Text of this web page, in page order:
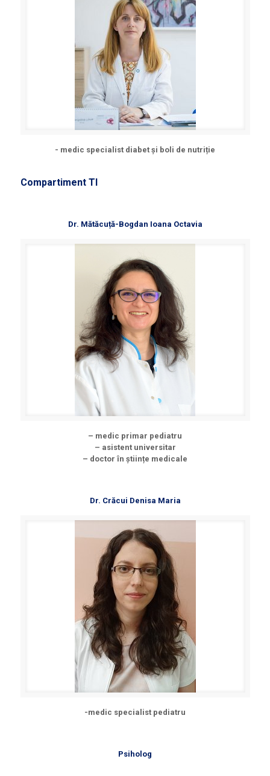
- medic specialist diabet și boli de nutriție
Compartiment TI
Dr. Mătăcuță-Bogdan Ioana Octavia
– medic primar pediatru
– asistent universitar
– doctor în științe medicale
Dr. Crăcui Denisa Maria
-medic specialist pediatru
Psiholog